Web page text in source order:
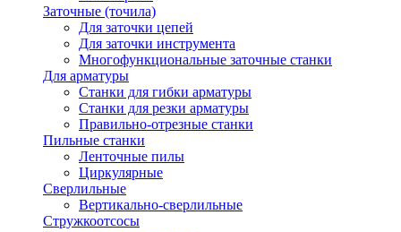
Заточные (точила)
Для заточки цепей
Для заточки инструмента
Многофункциональные заточные станки
Для арматуры
Станки для гибки арматуры
Станки для резки арматуры
Правильно-отрезные станки
Пильные станки
Ленточные пилы
Циркулярные
Сверлильные
Вертикально-сверлильные
Стружкоотсосы